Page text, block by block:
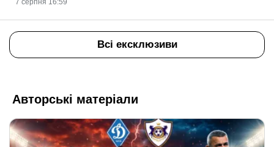
7 серпня 16:59
Всі ексклюзиви
Авторські матеріали